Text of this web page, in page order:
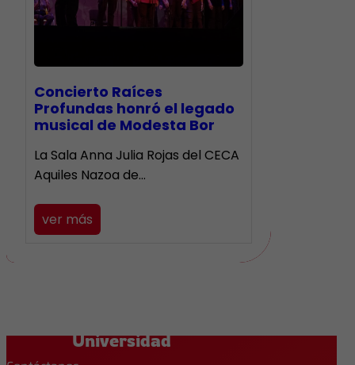
​Concierto Raíces
Profundas honró el legado
musical de Modesta Bor
La Sala Anna Julia Rojas del CECA
Aquiles Nazoa de…
ver más
Universidad